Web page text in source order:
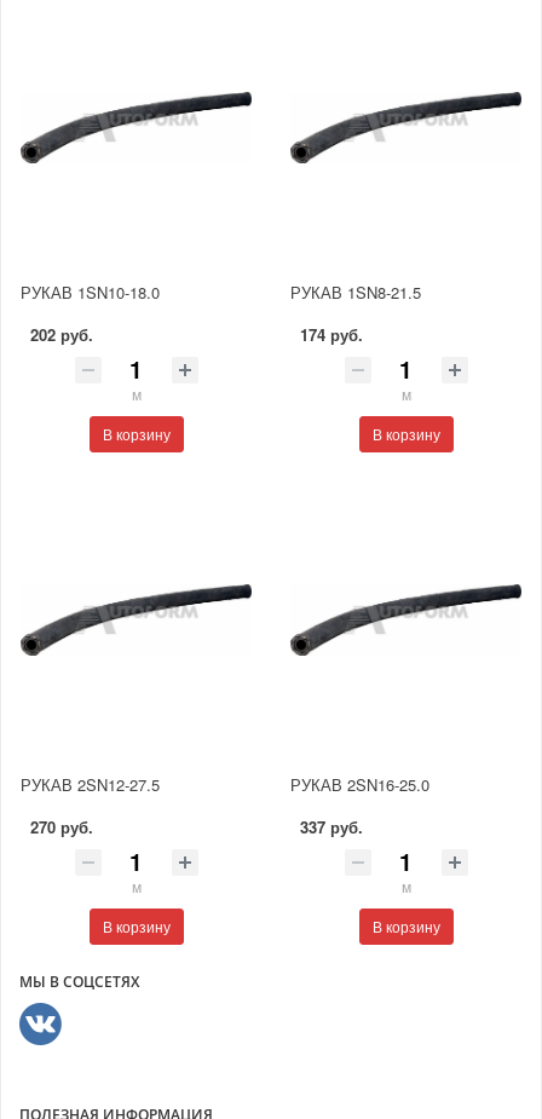
РУКАВ 1SN10-18.0
202 руб.
м
В корзину
РУКАВ 1SN8-21.5
174 руб.
м
В корзину
РУКАВ 2SN12-27.5
270 руб.
м
В корзину
РУКАВ 2SN16-25.0
337 руб.
м
В корзину
МЫ В СОЦСЕТЯХ
ПОЛЕЗНАЯ ИНФОРМАЦИЯ